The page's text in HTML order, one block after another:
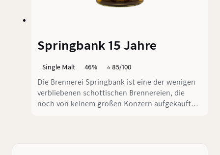
Springbank 15 Jahre
Single Malt 46% ⭐️ 85/100
Die Brennerei Springbank ist eine der wenigen
verbliebenen schottischen Brennereien, die
noch von keinem großen Konzern aufgekauft